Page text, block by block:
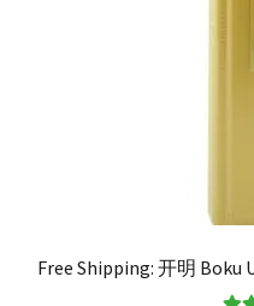
Free Shipping: 开明 Boku